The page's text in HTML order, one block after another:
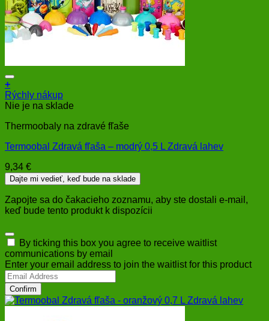
+
Rýchly nákup
Nie je na sklade
Thermoobaly na zdravé fľaše
Termoobal Zdravá fľaša – modrý 0,5 L Zdravá lahev
9,34 €
Dajte mi vedieť, keď bude na sklade
Zapojte sa do čakacieho zoznamu, aby ste dostali e-mail,
keď bude tento produkt k dispozícii
Dismiss
notification
By ticking this box you agree to receive waitlist
communications by email
Enter your email address to join the waitlist for this product
Confirm